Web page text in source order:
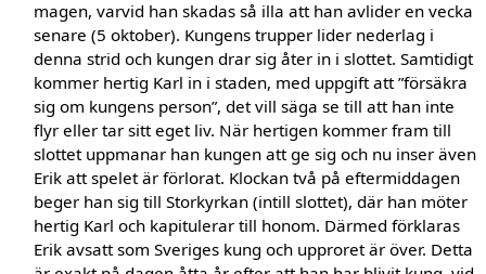
magen, varvid han skadas så illa att han avlider en vecka
senare (5 oktober). Kungens trupper lider nederlag i
denna strid och kungen drar sig åter in i slottet. Samtidigt
kommer hertig Karl in i staden, med uppgift att ”försäkra
sig om kungens person”, det vill säga se till att han inte
flyr eller tar sitt eget liv. När hertigen kommer fram till
slottet uppmanar han kungen att ge sig och nu inser även
Erik att spelet är förlorat. Klockan två på eftermiddagen
beger han sig till Storkyrkan (intill slottet), där han möter
hertig Karl och kapitulerar till honom. Därmed förklaras
Erik avsatt som Sveriges kung och upproret är över. Detta